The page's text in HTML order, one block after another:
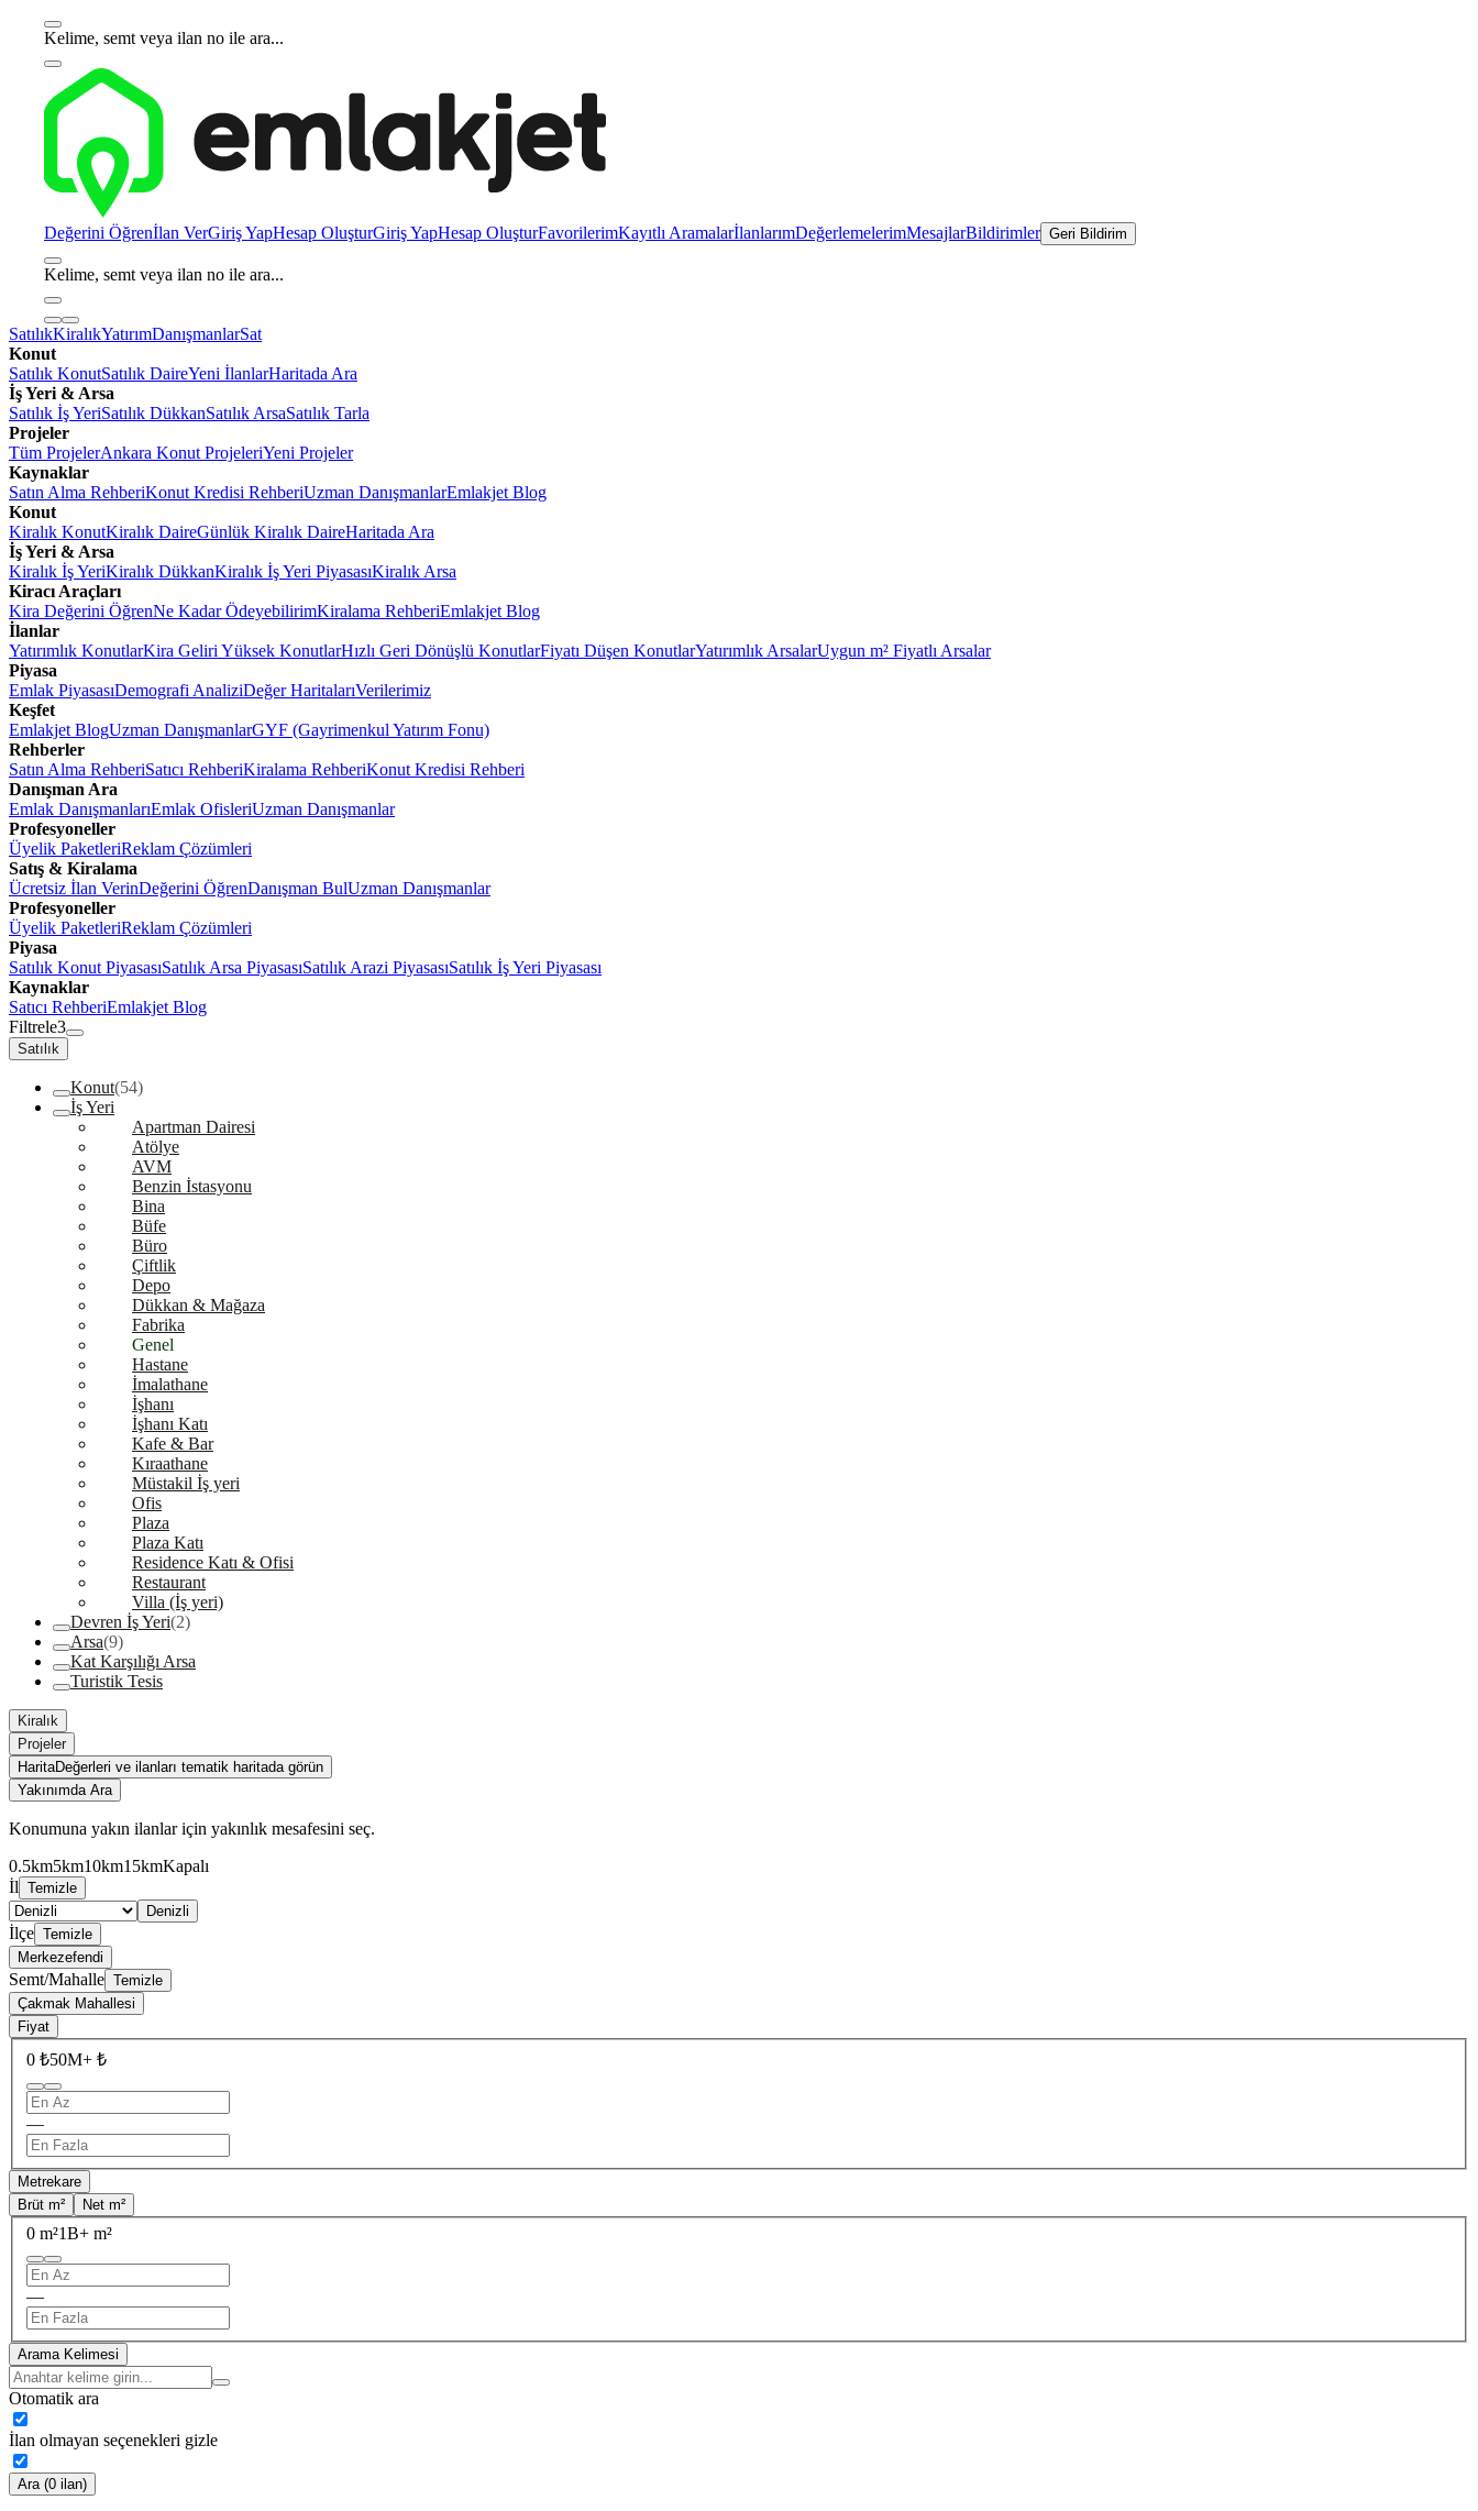
Kelime, semt veya ilan no ile ara...
Değerini Öğrenİlan VerGiriş YapHesap OluşturGiriş YapHesap OluşturFavorilerimKayıtlı AramalarİlanlarımDeğerlemelerimMesajlarBildirimler Geri Bildirim
Kelime, semt veya ilan no ile ara...
SatılıkKiralıkYatırımDanışmanlarSat
Konut
Satılık KonutSatılık DaireYeni İlanlarHaritada Ara
İş Yeri & Arsa
Satılık İş YeriSatılık DükkanSatılık ArsaSatılık Tarla
Projeler
Tüm ProjelerAnkara Konut ProjeleriYeni Projeler
Kaynaklar
Satın Alma RehberiKonut Kredisi RehberiUzman DanışmanlarEmlakjet Blog
Konut
Kiralık KonutKiralık DaireGünlük Kiralık DaireHaritada Ara
İş Yeri & Arsa
Kiralık İş YeriKiralık DükkanKiralık İş Yeri PiyasasıKiralık Arsa
Kiracı Araçları
Kira Değerini ÖğrenNe Kadar ÖdeyebilirimKiralama RehberiEmlakjet Blog
İlanlar
Yatırımlık KonutlarKira Geliri Yüksek KonutlarHızlı Geri Dönüşlü KonutlarFiyatı Düşen KonutlarYatırımlık ArsalarUygun m² Fiyatlı Arsalar
Piyasa
Emlak PiyasasıDemografi AnaliziDeğer HaritalarıVerilerimiz
Keşfet
Emlakjet BlogUzman DanışmanlarGYF (Gayrimenkul Yatırım Fonu)
Rehberler
Satın Alma RehberiSatıcı RehberiKiralama RehberiKonut Kredisi Rehberi
Danışman Ara
Emlak DanışmanlarıEmlak OfisleriUzman Danışmanlar
Profesyoneller
Üyelik PaketleriReklam Çözümleri
Satış & Kiralama
Ücretsiz İlan VerinDeğerini ÖğrenDanışman BulUzman Danışmanlar
Profesyoneller
Üyelik PaketleriReklam Çözümleri
Piyasa
Satılık Konut PiyasasıSatılık Arsa PiyasasıSatılık Arazi PiyasasıSatılık İş Yeri Piyasası
Kaynaklar
Satıcı RehberiEmlakjet Blog
Filtrele3
Satılık
Konut(54)
İş Yeri
Apartman Dairesi
Atölye
AVM
Benzin İstasyonu
Bina
Büfe
Büro
Çiftlik
Depo
Dükkan & Mağaza
Fabrika
Genel
Hastane
İmalathane
İşhanı
İşhanı Katı
Kafe & Bar
Kıraathane
Müstakil İş yeri
Ofis
Plaza
Plaza Katı
Residence Katı & Ofisi
Restaurant
Villa (İş yeri)
Devren İş Yeri(2)
Arsa(9)
Kat Karşılığı Arsa
Turistik Tesis
Kiralık
Projeler
HaritaDeğerleri ve ilanları tematik haritada görün
Yakınımda Ara
Konumuna yakın ilanlar için yakınlık mesafesini seç.
0.5km5km10km15kmKapalı
İl Temizle
Denizli
İlçe Temizle
Merkezefendi
Semt/Mahalle Temizle
Çakmak Mahallesi
Fiyat
0 ₺50M+ ₺
—
Metrekare
Brüt m²
Net m²
0 m²1B+ m²
—
Arama Kelimesi
Otomatik ara
İlan olmayan seçenekleri gizle
Ara (0 ilan)